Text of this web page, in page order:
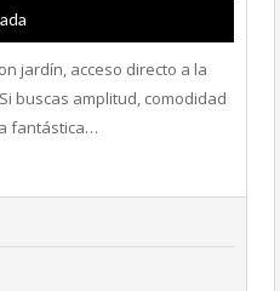
jardín, acceso directo a la
buscas amplitud, comodidad
fantástica…